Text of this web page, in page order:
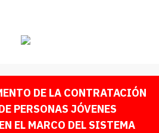
DE LA CONTRATACIÓN
PERSONAS JÓVENES
EL MARCO DEL SISTEMA